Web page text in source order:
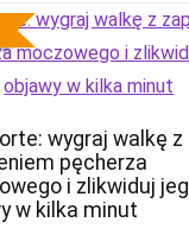
wygraj walkę z
pęcherza
i zlikwiduj
w kilka minut